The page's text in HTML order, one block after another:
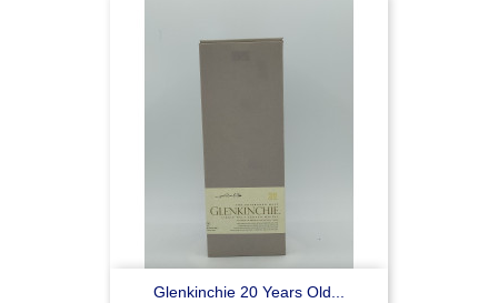
Glenkinchie 20 Years Old...